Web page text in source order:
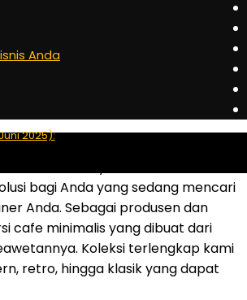
Anda
2025):
bagi Anda yang sedang mencari
Anda. Sebagai produsen dan
cafe minimalis yang dibuat dari
Koleksi terlengkap kami
retro, hingga klasik yang dapat